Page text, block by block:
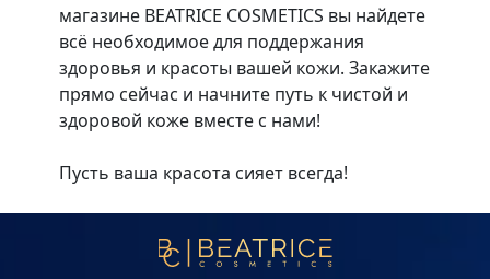
магазине BEATRICE COSMETICS вы найдете
всё необходимое для поддержания
здоровья и красоты вашей кожи. Закажите
прямо сейчас и начните путь к чистой и
здоровой коже вместе с нами!
Пусть ваша красота сияет всегда!